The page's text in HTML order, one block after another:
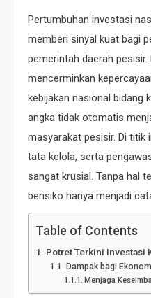
Pertumbuhan investasi
memberi sinyal kuat bagi
pemerintah daerah
mencerminkan
kebijakan nasional bidang
angka tidak otomatis
masyarakat pesisir. Di titik
tata kelola, serta
sangat krusial. Tanpa hal
berisiko hanya menjadi
Table of Contents
Potret Terkini Investasi
Dampak bagi
Menjaga